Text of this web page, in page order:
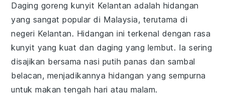
Daging goreng kunyit Kelantan adalah hidangan
yang sangat popular di Malaysia, terutama di
negeri Kelantan. Hidangan ini terkenal dengan rasa
kunyit yang kuat dan daging yang lembut. Ia sering
disajikan bersama nasi putih panas dan sambal
belacan, menjadikannya hidangan yang sempurna
untuk makan tengah hari atau malam.